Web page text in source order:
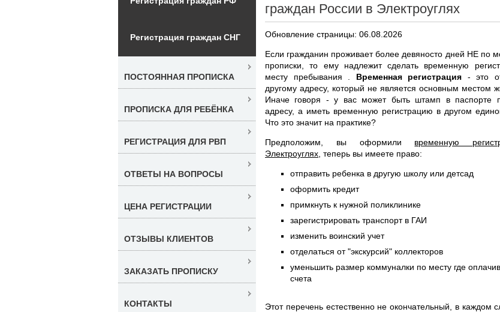
граждан России в Электроуглях
Обновление страницы: 06.08.2026
Если гражданин проживает более девяносто дней НЕ по
прописки, то ему надлежит сделать временную
месту пребывания . Временная регистрация - это
другому адресу, который не является основным местом
Иначе говоря - у вас может быть штамп в паспорте
адресу, а иметь временную регистрацию в другом
Что это значит на практике?
Предположим, вы оформили временную
Электроуглях , теперь вы имеете право:
отправить ребенка в другую школу или детсад
оформить кредит
примкнуть к нужной поликлинике
зарегистрировать транспорт в ГАИ
изменить воинский учет
отделаться от "экскурсий" коллекторов
уменьшить размер коммуналки по месту где
счета
Этот перечень естественно не окончательный, в каждом
Регистрация граждан СНГ
ПОСТОЯННАЯ ПРОПИСКА
ПРОПИСКА ДЛЯ РЕБЁНКА
РЕГИСТРАЦИЯ ДЛЯ РВП
ОТВЕТЫ НА ВОПРОСЫ
ЦЕНА РЕГИСТРАЦИИ
ОТЗЫВЫ КЛИЕНТОВ
ЗАКАЗАТЬ ПРОПИСКУ
КОНТАКТЫ